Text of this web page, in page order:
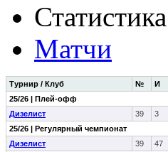
Статистика
Матчи
Турнир / Клуб № И
25/26 | Плей-офф
Дизелист
39 3
25/26 | Регулярный чемпионат
Дизелист
39 47